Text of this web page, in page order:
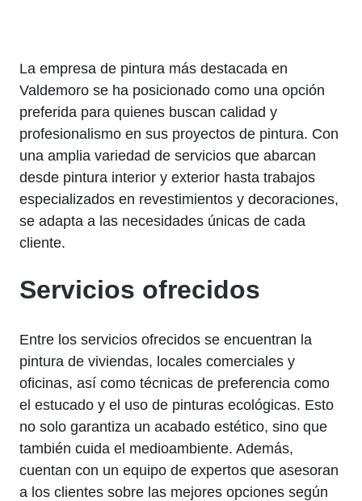
La empresa de pintura más destacada en
Valdemoro se ha posicionado como una opción
preferida para quienes buscan calidad y
profesionalismo en sus proyectos de pintura. Con
una amplia variedad de servicios que abarcan
desde pintura interior y exterior hasta trabajos
especializados en revestimientos y decoraciones,
se adapta a las necesidades únicas de cada
cliente.
Servicios ofrecidos
Entre los servicios ofrecidos se encuentran la
pintura de viviendas, locales comerciales y
oficinas, así como técnicas de preferencia como
el estucado y el uso de pinturas ecológicas. Esto
no solo garantiza un acabado estético, sino que
también cuida el medioambiente. Además,
cuentan con un equipo de expertos que asesoran
a los clientes sobre las mejores opciones según